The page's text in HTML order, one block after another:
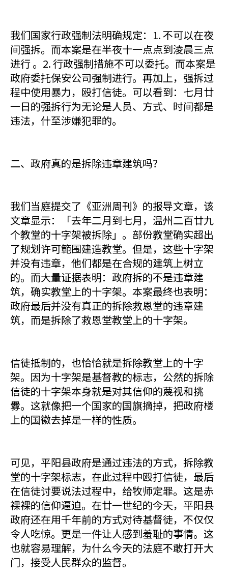
我们国家行政强制法明确规定：1. 不可以在夜
间强拆。而本案是在半夜十一点点到淩晨三点
进行 。2. 行政强制措施不可以委托。而本案是
政府委托保安公司强制进行。再加上，强拆过
程中使用暴力，殴打信徒。可以看到：七月廿
一日的强拆行为无论是人员、方式、时间都是
违法，什至涉嫌犯罪的。
二、政府真的是拆除违章建筑吗？
我们当庭提交了《亚洲周刊》的报导文章，该
文章显示：「去年二月到七月，温州二百廿九
个教堂的十字架被拆除」。部份教堂确实超出
了规划许可範围建造教堂。但是，这些十字架
并没有违章，他们都是在合规的建筑上树立
的。而大量证据表明：政府拆的不是违章建
筑，确实教堂上的十字架。本案最终也表明：
政府最后并没有真正的拆除救恩堂的违章建
筑，而是拆除了救恩堂教堂上的十字架。
信徒抵制的，也恰恰就是拆除教堂上的十字
架。因为十字架是基督教的标志，公然的拆除
信徒的十字架本身就是对其信仰的蔑视和挑
釁。这就像把一个国家的国旗摘掉，把政府楼
上的国徽去掉是一样的性质。
可见，平阳县政府是通过违法的方式，拆除教
堂的十字架标志，在此过程中殴打信徒，最后
在信徒讨要说法过程中，给牧师定罪。这是赤
裸裸的信仰逼迫。在廿一世纪的今天，平阳县
政府还在用千年前的方式对待基督徒，不仅仅
令人吃惊。更是一件让人感到羞耻的事情。这
也就容易理解，为什么今天的法庭不敢打开大
门，接受人民群众的监督。